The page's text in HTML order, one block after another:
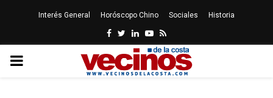
Interés General Horóscopo Chino Sociales Historia
Facebook
Twitter
LinkedinYoutube
Rss
PRIMARY